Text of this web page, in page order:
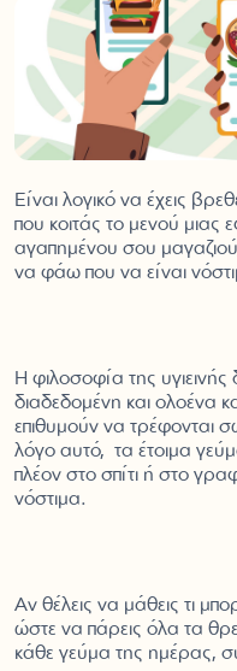
Είναι λογικό να έχεις
που κοιτάς το μενού
αγαπημένου σου
να φάω που να είναι
Η φιλοσοφία της υγιεινής
διαδεδομένη και ολοένα
επιθυμούν να τρέφονται
λόγο αυτό, τα έτοιμα
πλέον στο σπίτι ή στο
νόστιμα.
Αν θέλεις να μάθεις τι
ώστε να πάρεις όλα τα
κάθε γεύμα της ημέρας,